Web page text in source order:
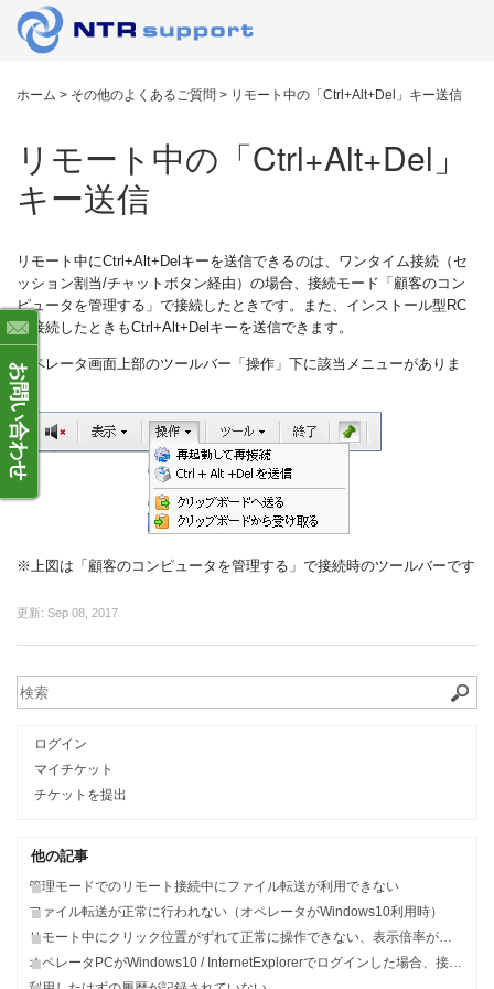
ホーム > その他のよくあるご質問 > リモート中の「Ctrl+Alt+Del」キー送信
リモート中の「Ctrl+Alt+Del」
キー送信
リモート中にCtrl+Alt+Delキーを送信できるのは、ワンタイム接続（セ
ッション割当/チャットボタン経由）の場合、接続モード 「顧客のコン
ピュータを管理する」で接続したときです。また、インストール型RC
で接続したときもCtrl+Alt+Delキーを送信できます。
オペレータ画面上部のツールバー「操作」下に該当メニューがありま
す。
※上図は「顧客のコンピュータを管理する」で接続時のツールバーです
更新: Sep 08, 2017
ログイン
マイチケット
チケットを提出
他の記事
管理モードでのリモート接続中にファイル転送が利用できない
ファイル転送が正常に行われない（オペレータがWindows10利用時）
リモート中にクリック位置がずれて正常に操作できない、表示倍率がおかしい
オペレータPCがWindows10 / InternetExplorerでログインした場合、接続中のままリモート接続できない
お問い合わせ